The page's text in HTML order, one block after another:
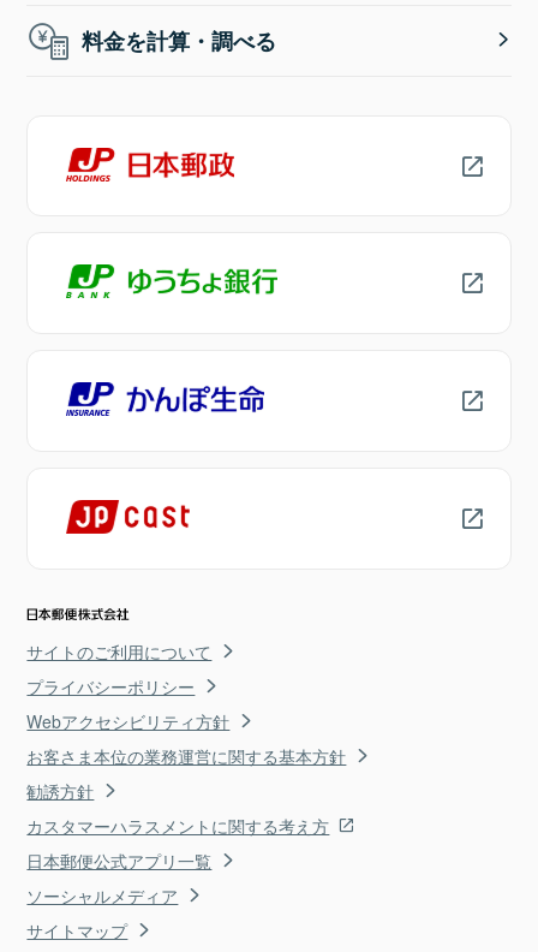
料金を計算・調べる
サイトのご利用について
プライバシーポリシー
Webアクセシビリティ方針
お客さま本位の業務運営に関する基本方針
勧誘方針
カスタマーハラスメントに関する考え方
日本郵便公式アプリ一覧
ソーシャルメディア
サイトマップ